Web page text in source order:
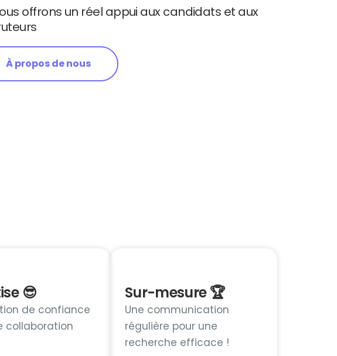
offrons un réel appui aux candidats et aux
À propos de nous
😎
de confiance
collaboration
Sur-mesure 🏆
Une communication
régulière pour une
recherche efficace !